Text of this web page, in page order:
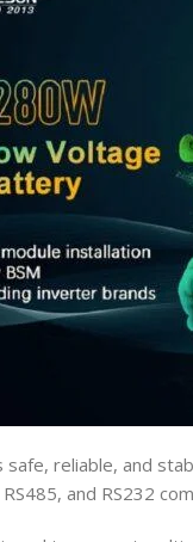
safe, reliable, and
and RS232